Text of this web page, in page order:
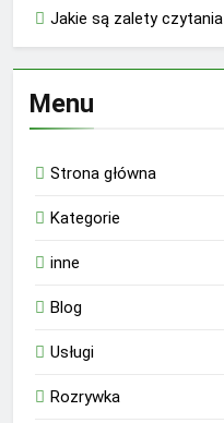
Jakie są zalety
Menu
Strona główna
Kategorie
inne
Blog
Usługi
Rozrywka